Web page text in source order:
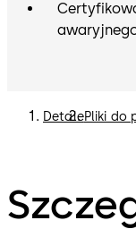
DetalePliki do